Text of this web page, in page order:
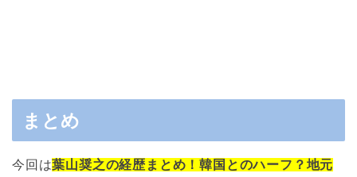
まとめ
今回は葉山奨之の経歴まとめ！韓国とのハーフ？地元